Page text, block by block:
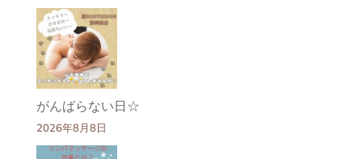
がんばらない日☆
2026年8月8日